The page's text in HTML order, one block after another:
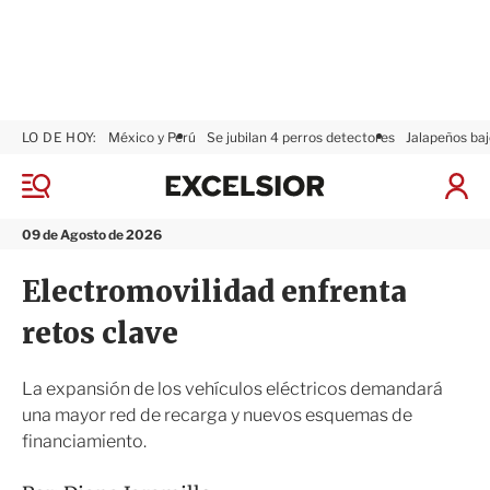
M
n
09 de Agosto de 2026
LO DE HOY: México y Perú Se jubilan 4 perros detectores Jalapeños
I
x
s
i
Electromovilidad enfrenta
retos clave
La expansión de los vehículos eléctricos demandará
una mayor red de recarga y nuevos esquemas de
financiamiento.